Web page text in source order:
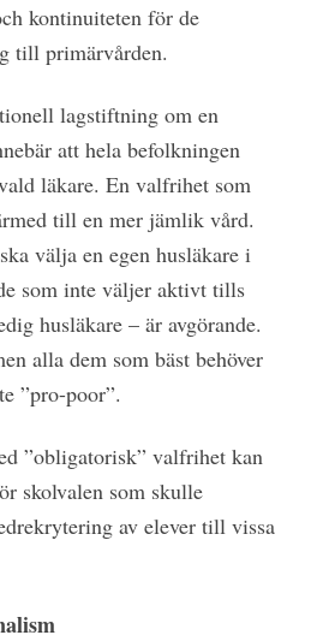
kontinuiteten för de
till primärvården.
lagstiftning om en
att hela befolkningen
läkare. En valfrihet som
till en mer jämlik vård.
välja en egen husläkare i
som inte väljer aktivt tills
husläkare – är avgörande.
alla dem som bäst behöver
”pro-poor”.
”obligatorisk” valfrihet kan
skolvalen som skulle
av elever till vissa